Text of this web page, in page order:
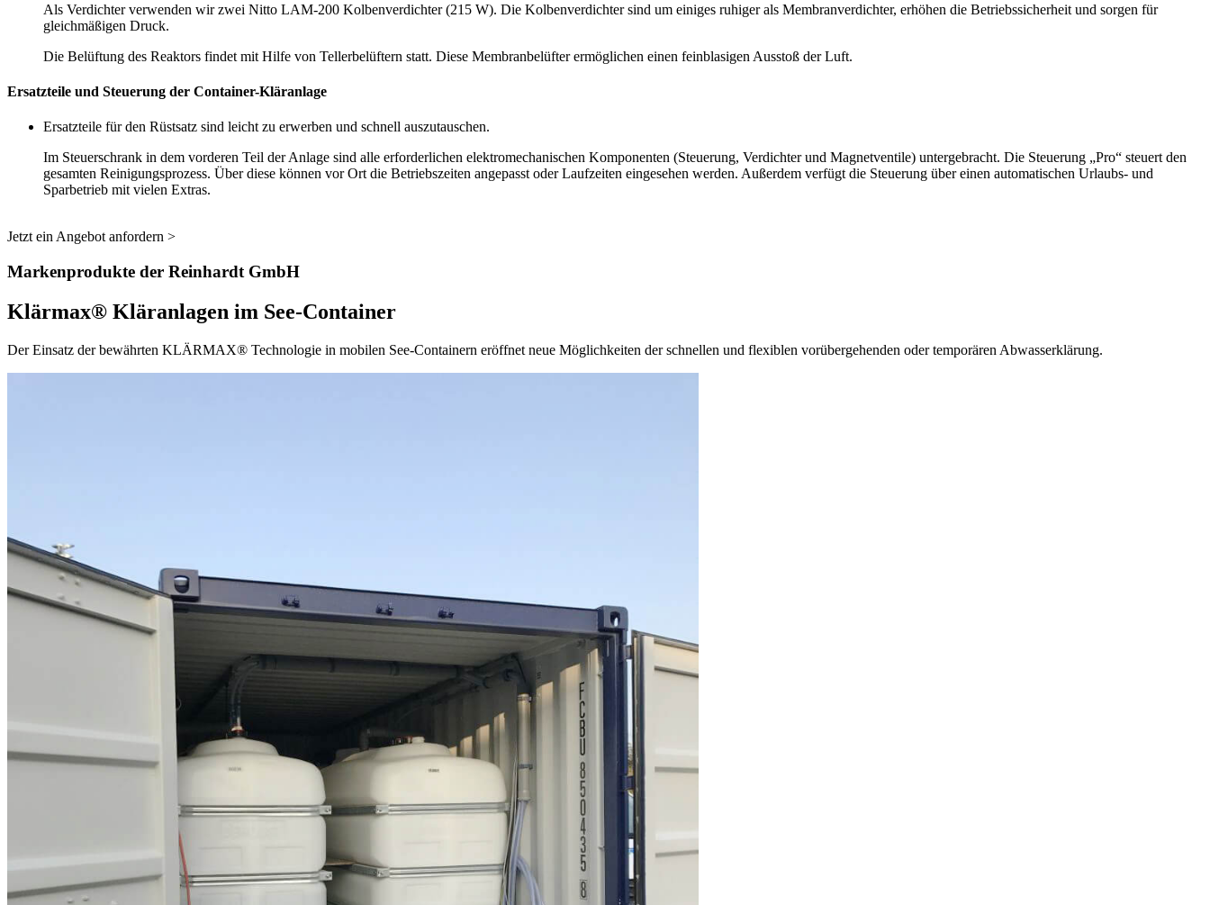
Als Verdichter verwenden wir zwei Nitto LAM-200 Kolbenverdichter (215 W). Die Kolbenverdichter sind um einiges ruhiger als Membranverdichter, erhöhen die Betriebssicherheit und sorgen für
gleichmäßigen Druck.
Die Belüftung des Reaktors findet mit Hilfe von Tellerbelüftern statt. Diese Membranbelüfter ermöglichen einen feinblasigen Ausstoß der Luft.
Ersatzteile und Steuerung der Container-Kläranlage
Ersatzteile für den Rüstsatz sind leicht zu erwerben und schnell auszutauschen.
Im Steuerschrank in dem vorderen Teil der Anlage sind alle erforderlichen elektromechanischen Komponenten (Steuerung, Verdichter und Magnetventile) untergebracht. Die Steuerung „Pro“ steuert den
gesamten Reinigungsprozess. Über diese können vor Ort die Betriebszeiten angepasst oder Laufzeiten eingesehen werden. Außerdem verfügt die Steuerung über einen automatischen Urlaubs- und
Sparbetrieb mit vielen Extras.
Jetzt ein Angebot anfordern >
Markenprodukte der Reinhardt GmbH
Klärmax® Kläranlagen im See-Container
Der Einsatz der bewährten KLÄRMAX® Technologie in mobilen See-Containern eröffnet neue Möglichkeiten der schnellen und flexiblen vorübergehenden oder temporären Abwasserklärung.